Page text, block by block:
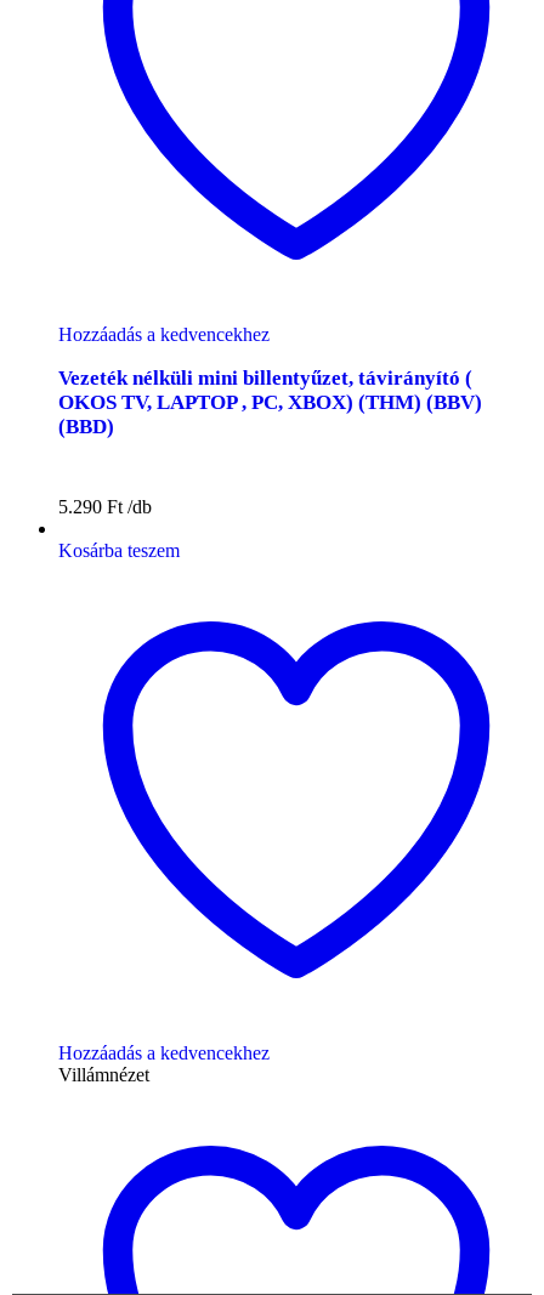
Hozzáadás a kedvencekhez
Vezeték nélküli mini billentyűzet, távirányító (
OKOS TV, LAPTOP , PC, XBOX) (THM) (BBV)
(BBD)
5.290 Ft
Kosárba teszem
Hozzáadás a kedvencekhez
Villámnézet